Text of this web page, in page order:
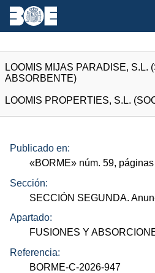
LOOMIS MIJAS PARADISE, S.L.
ABSORBENTE)
LOOMIS PROPERTIES, S.L.
Publicado en:
«BORME» núm. 59,
Sección:
SECCIÓN SEGUNDA.
Apartado:
FUSIONES Y
Referencia:
BORME-C-2026-947